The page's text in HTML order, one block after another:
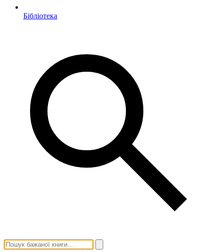
Бібліотека